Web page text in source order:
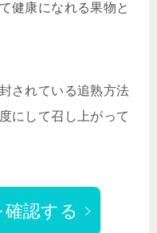
健康になれる果物と
されている追熟方法
にして召し上がって
認する